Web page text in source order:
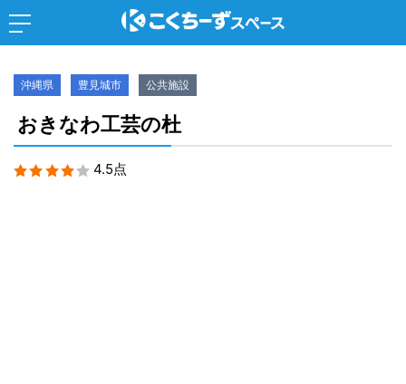
沖縄県 豊見城市 公共施設
おきなわ工芸の杜
4.5点